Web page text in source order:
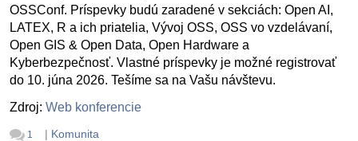
OSSConf. Príspevky budú zaradené v sekciách: Open AI,
LATEX, R a ich priatelia, Vývoj OSS, OSS vo vzdelávaní,
Open GIS & Open Data, Open Hardware a
Kyberbezpečnosť. Vlastné príspevky je možné registrovať
do 10. júna 2026. Tešíme sa na Vašu návštevu.
Zdroj: Web konferencie
1 | Komunita